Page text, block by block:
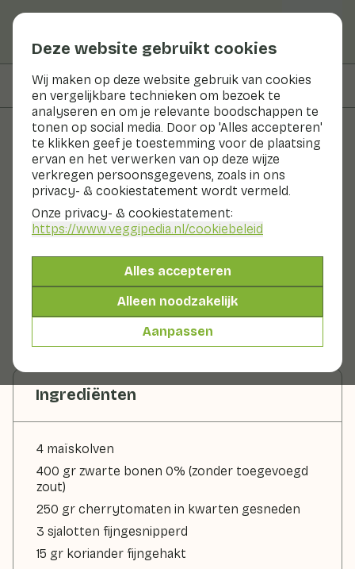
Deze website gebruikt cookies
Wij maken op deze website gebruik van cookies
en vergelijkbare technieken om bezoek te
analyseren en om je relevante boodschappen te
tonen op social media. Door op 'Alles accepteren'
te klikken geef je toestemming voor de plaatsing
ervan en het verwerken van op deze wijze
verkregen persoonsgegevens, zoals in ons
privacy- & cookiestatement wordt vermeld.
Onze privacy- & cookiestatement:
https://www.veggipedia.nl/cookiebeleid
Alles accepteren
Alleen noodzakelijk
Aanpassen
Op deze pagina Ingrediënten
Recepten
Volkoren wraps met bonen,
guacamole en maïs van
Francesca Kookt
Met seizoensproducten
Ingrediënten
4 maïskolven
400 gr zwarte bonen 0% (zonder toegevoegd
zout)
250 gr cherrytomaten in kwarten gesneden
3 sjalotten fijngesnipperd
15 gr koriander fijngehakt